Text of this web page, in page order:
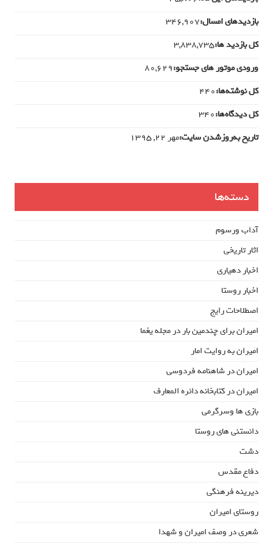
بازدیدهای امسال:346,907
کل بازدید ها:3,838,735
ورودی‌ موتور های جستجو:80,629
کل نوشته‌ها:440
کل دیدگاه‌ها:340
تاریخ به‌روزشدن سایت:مهر ۲۲, ۱۳۹۵
دسته‌ها
آداب ورسوم
اثار تاریخی
اخبار دهیاری
اخبار روستا
اصطلاحات رایج
امیران برای چندمین بار در مجله یغما
امیران به روایت امار
امیران در شاهنامه فردوسی
امیران در کتابخانه دائره المعارف
بازی ها وسرگرمی
دانستنی های روستا
دشت
دفاع مقدس
دیرینه فرهنگی
روستای امیران
شعری در وصف امیران و شهدا